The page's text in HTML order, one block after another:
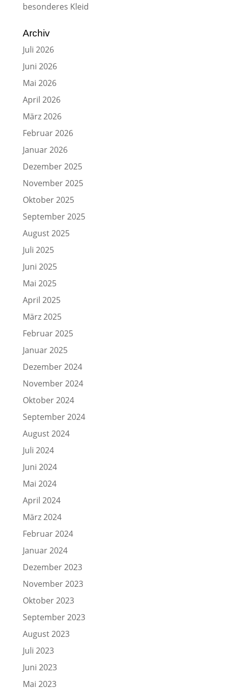
besonderes Kleid
Archiv
Juli 2026
Juni 2026
Mai 2026
April 2026
März 2026
Februar 2026
Januar 2026
Dezember 2025
November 2025
Oktober 2025
September 2025
August 2025
Juli 2025
Juni 2025
Mai 2025
April 2025
März 2025
Februar 2025
Januar 2025
Dezember 2024
November 2024
Oktober 2024
September 2024
August 2024
Juli 2024
Juni 2024
Mai 2024
April 2024
März 2024
Februar 2024
Januar 2024
Dezember 2023
November 2023
Oktober 2023
September 2023
August 2023
Juli 2023
Juni 2023
Mai 2023